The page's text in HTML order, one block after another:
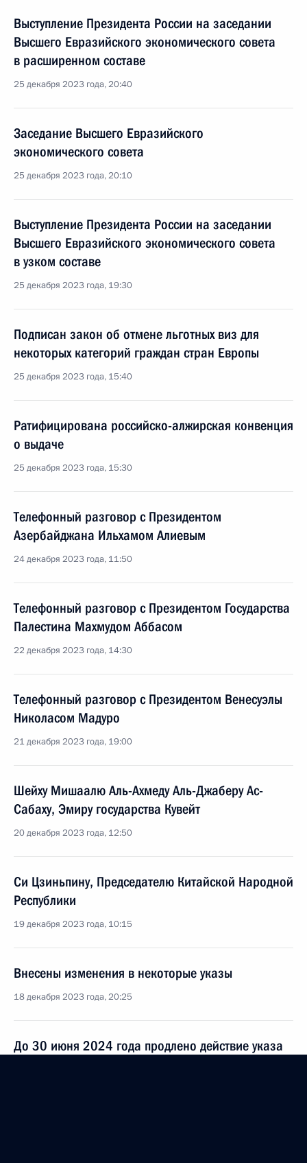
Выступление Президента России на заседании
Высшего Евразийского экономического совета
в расширенном составе
25 декабря 2023 года, 20:40
Заседание Высшего Евразийского
экономического совета
25 декабря 2023 года, 20:10
Выступление Президента России на заседании
Высшего Евразийского экономического совета
в узком составе
25 декабря 2023 года, 19:30
Подписан закон об отмене льготных виз для
некоторых категорий граждан стран Европы
25 декабря 2023 года, 15:40
Ратифицирована российско-алжирская конвенция
о выдаче
25 декабря 2023 года, 15:30
Телефонный разговор с Президентом
Азербайджана Ильхамом Алиевым
24 декабря 2023 года, 11:50
Телефонный разговор с Президентом Государства
Палестина Махмудом Аббасом
22 декабря 2023 года, 14:30
Телефонный разговор с Президентом Венесуэлы
Николасом Мадуро
21 декабря 2023 года, 19:00
Шейху Мишаалю Аль-Ахмеду Аль-Джаберу Ас-
Сабаху, Эмиру государства Кувейт
20 декабря 2023 года, 12:50
Си Цзиньпину, Председателю Китайской Народной
Республики
19 декабря 2023 года, 10:15
Внесены изменения в некоторые указы
18 декабря 2023 года, 20:25
До 30 июня 2024 года продлено действие указа